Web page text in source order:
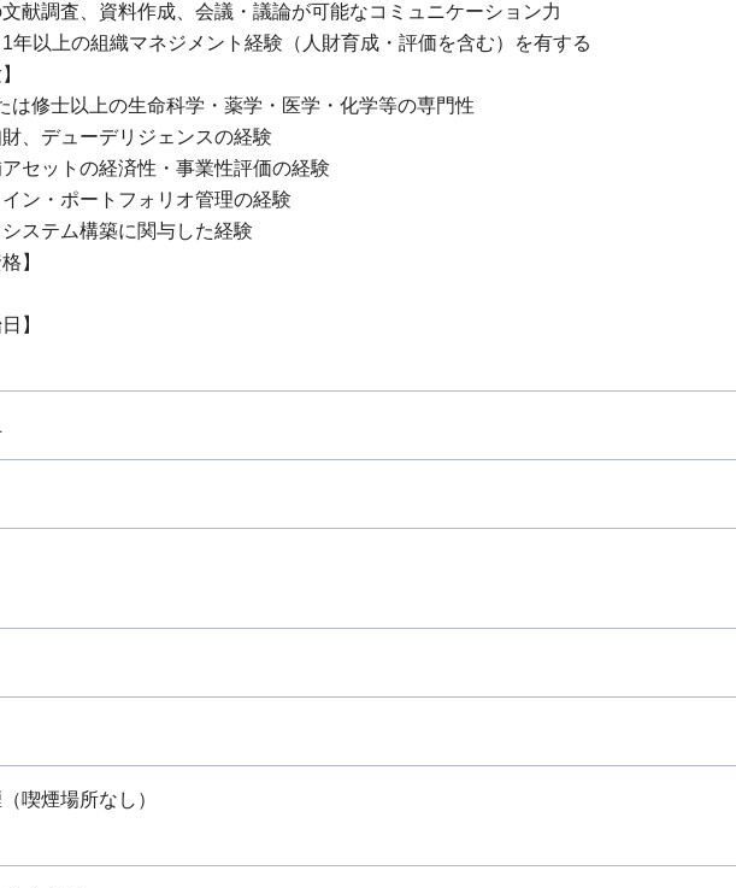
献調査、資料作成、会議・議論が可能なコミュニケーション力
年以上の組織マネジメント経験（人財育成・評価を含む）を有する
は修士以上の生命科学・薬学・医学・化学等の専門性
、デューデリジェンスの経験
セットの経済性・事業性評価の経験
ン・ポートフォリオ管理の経験
ステム構築に関与した経験
】
】
喫煙場所なし）